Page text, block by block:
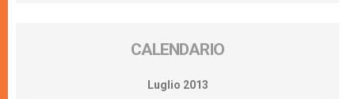
CALENDARIO
Luglio 2013